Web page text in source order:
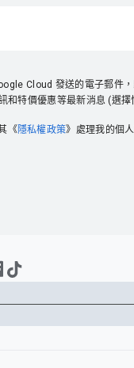
Cloud 發送的電子郵件
和特價優惠等最新消息 (選擇
《隱私權政策》處理我的個